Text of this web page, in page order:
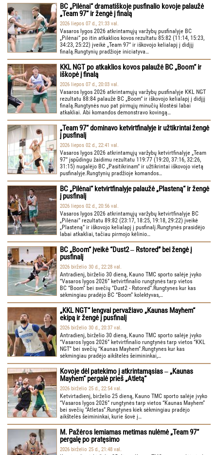
BC „Pilėnai“ dramatiškoje pusfinalio kovoje palaužė
„Team 97“ ir žengė į finalą
2026 liepos 07 d., 21:33 val.
Vasaros lygos 2026 atkrintamųjų varžybų pusfinalyje BC
„Pilėnai“ po itin atkaklios kovos rezultatu 85:82 (11:14, 15:23,
34:23, 25:22) įveikė „Team 97“ ir iškovojo kelialapį į didįjį
finalą.Rungtynių pradžioje iniciatyva…
KKL NGT po atkaklios kovos palaužė BC „Boom“ ir
iškopė į finalą
2026 liepos 07 d., 20:03 val.
Vasaros lygos 2026 atkrintamųjų varžybų pusfinalyje KKL NGT
rezultatu 88:84 palaužė BC „Boom“ ir iškovojo kelialapį į didįjį
finalą.Rungtynės nuo pat pirmųjų minučių klostėsi labai
atkakliai. Abi komandos demonstravo kovingą…
„Team 97“ dominavo ketvirtfinalyje ir užtikrintai žengė
į pusfinalį
2026 liepos 02 d., 22:41 val.
Vasaros lygos 2026 atkrintamųjų varžybų ketvirtfinalyje „Team
97“ įspūdingu žaidimu rezultatu 119:77 (19:20, 37:16, 32:26,
31:15) nugalėjo BC „Pasitikrinam“ ir užtikrintai iškovojo vietą
pusfinalyje.Rungtynių pradžioje komandos…
BC „Pilėnai“ ketvirtfinalyje palaužė „Plasteną“ ir žengė
į pusfinalį
2026 liepos 02 d., 20:56 val.
Vasaros lygos 2026 atkrintamųjų varžybų ketvirtfinalyje BC
„Pilėnai“ rezultatu 89:82 (23:17, 18:25, 19:18, 29:22) įveikė
„Plasteną“ ir iškovojo kelialapį į pusfinalį.Rungtynės prasidėjo
labai atkakliai, tačiau pirmojo kėlinio…
BC „Boom“ įveikė “Dust2 ‒ Rstored” bei žengė į
pusfinalį
2026 birželio 30 d., 22:28 val.
Antradienį, birželio 30 dieną, Kauno TMC sporto salėje įvyko
“Vasaros lygos 2026” ketvirtfinalio rungtynės tarp vietos
BC “Boom” bei svečių “Dust2 - Rstored”.Rungtynes kur kas
sėkmingiau pradėjo BC “Boom” kolektyvas,…
„KKL NGT“ lengvai pervažiavo „Kaunas Mayhem“
ekipą ir žengė į pusfinalį
2026 birželio 30 d., 20:37 val.
Antradienį, birželio 30 dieną, Kauno TMC sporto salėje įvyko
“Vasaros lygos 2026” ketvirtfinalio rungtynės tarp vietos “KKL
NGT” bei svečių “Kaunas Mayhem”.Rungtynes kur kas
sėkmingiau pradėjo aikštelės šeimininkai,…
Kovoje dėl patekimo į atkrintamąsias ‒ „Kaunas
Mayhem“ pergalė prieš „Atletą“
2026 birželio 25 d., 22:54 val.
Ketvirtadienį, birželio 25 dieną, Kauno TMC sporto salėje įvyko
“Vasaros lygos 2026” rungtynės tarp vietos “Kaunas Mayhem”
bei svečių “Atletas”.Rungtynes kiek sėkmingiau pradėjo
aikštelės šeimininkai, kurie šovė į…
M. Pažėros lemiamas metimas nulėmė „Team 97“
pergalę po pratęsimo
2026 birželio 25 d., 21:48 val.